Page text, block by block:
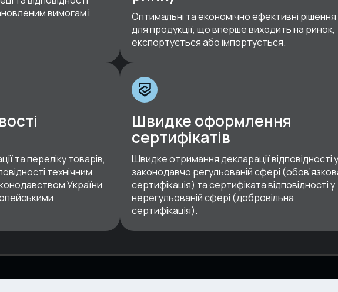
вимогам і
Оптимальні та економічно ефективні рішення
для продукції, що вперше виходить на ринок,
експортується або імпортується.
та переліку товарів,
технічним
України
Швидке оформлення
сертифікатів
Швидке отримання декларації відповідності у
законодавчо регульованій сфері
сертифікація) та сертифіката відповідності у
нерегульованій сфері (добровільна
сертифікація).